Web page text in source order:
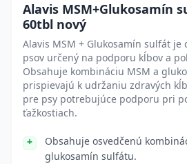
Alavis MSM+Glukosamín
60tbl nový
Alavis MSM + Glukosamín sulfát je
psov určený na podporu kĺbov a
Obsahuje kombináciu MSM a
prispievajú k udržaniu zdravých
pre psy potrebujúce podporu pri
ťažkostiach.
Obsahuje osvedčenú
glukosamín sulfátu.